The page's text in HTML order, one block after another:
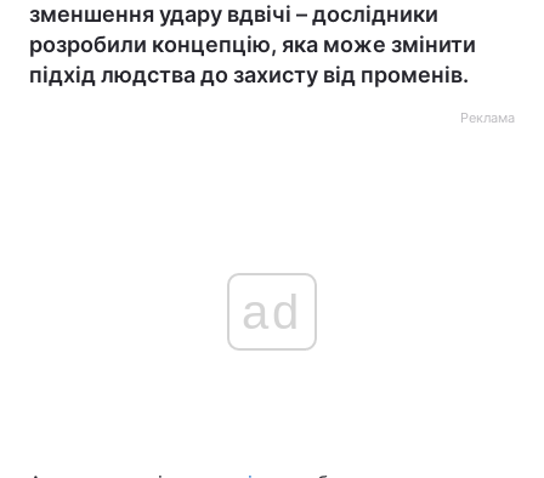
зменшення удару вдвічі – дослідники
розробили концепцію, яка може змінити
підхід людства до захисту від променів.
Реклама
ad